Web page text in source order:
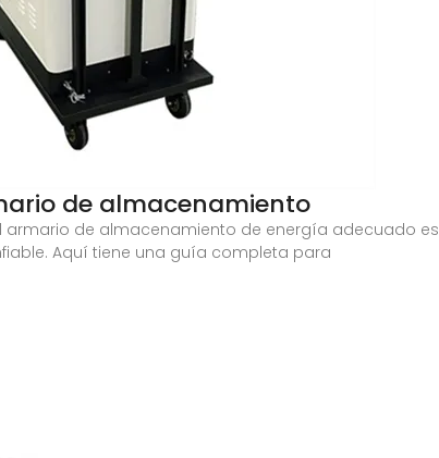
de almacenamiento
armario de almacenamiento de energía adecuado
Aquí tiene una guía completa para